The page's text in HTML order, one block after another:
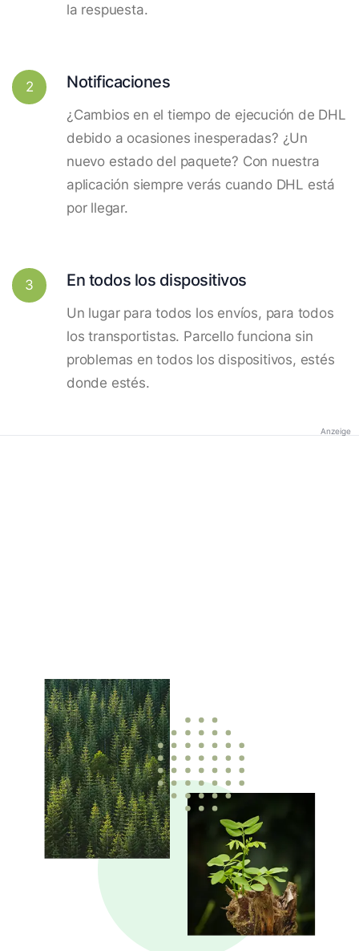
la respuesta.
2 Notificaciones
¿Cambios en el tiempo de ejecución de DHL
debido a ocasiones inesperadas? ¿Un
nuevo estado del paquete? Con nuestra
aplicación siempre verás cuando DHL está
por llegar.
3 En todos los dispositivos
Un lugar para todos los envíos, para todos
los transportistas. Parcello funciona sin
problemas en todos los dispositivos, estés
donde estés.
Anzeige